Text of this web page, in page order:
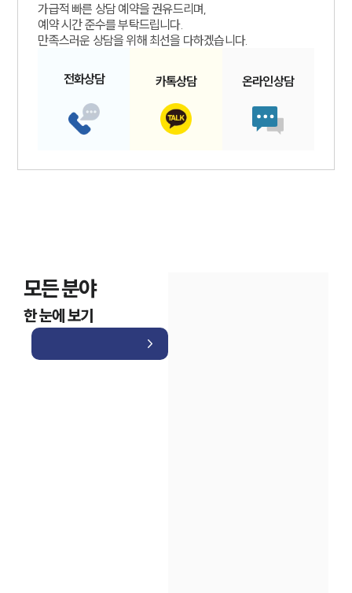
가급적 빠른 상담 예약을 권유드리며,
예약 시간 준수를 부탁드립니다.
만족스러운 상담을 위해 최선을 다하겠습니다.
전화상담 카톡상담 온라인상담
모든 분야
한 눈에 보기